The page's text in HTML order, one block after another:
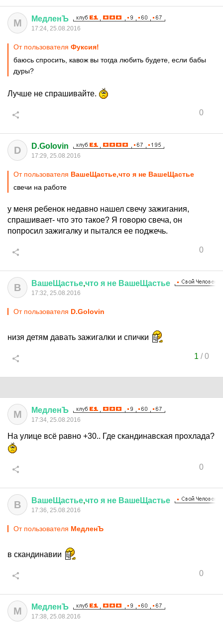
М МедленЪ
17:24, 25.08.2016
От пользователя Фуксия!
баюсь спросить, кавож вы тогда любить будете, если бабы
дуры?
Лучше не спрашивайте.
0
D D.Golovin
17:29, 25.08.2016
От пользователя ВашеЩастье,что я не ВашеЩастье
свечи на работе
у меня ребенок недавно нашел свечу зажигания,
спрашивает- что это такое? Я говорю свеча, он
попросил зажигалку и пытался ее поджечь.
0
В ВашеЩастье,что я не ВашеЩастье
17:32, 25.08.2016
От пользователя D.Golovin
низя детям давать зажигалки и спички
1 /0
М МедленЪ
17:34, 25.08.2016
На улице всё равно +30.. Где скандинавская прохлада?
0
В ВашеЩастье,что я не ВашеЩастье
17:36, 25.08.2016
От пользователя МедленЪ
в скандинавии
0
М МедленЪ
17:38, 25.08.2016